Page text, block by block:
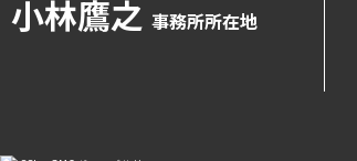
小林鷹之 事務所所在地